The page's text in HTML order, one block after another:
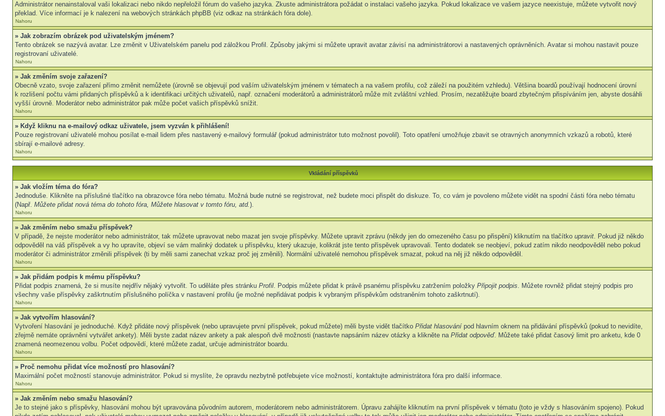
Administrátor nenainstaloval vaši lokalizaci nebo nikdo nepřeložil fórum do vašeho jazyka. Zkuste administrátora požádat o instalaci vašeho jazyka. Pokud lokalizace ve vašem jazyce neexistuje, můžete vytvořit nový
překlad. Více informací je k nalezení na webových stránkách phpBB (viz odkaz na stránkách fóra dole).
Nahoru
» Jak zobrazím obrázek pod uživatelským jménem?
Tento obrázek se nazývá avatar. Lze změnit v Uživatelském panelu pod záložkou Profil. Způsoby jakými si můžete upravit avatar závisí na administrátorovi a nastavených oprávněních. Avatar si mohou nastavit pouze
registrovaní uživatelé.
Nahoru
» Jak změním svoje zařazení?
Obecně vzato, svoje zařazení přímo změnit nemůžete (úrovně se objevují pod vaším uživatelským jménem v tématech a na vašem profilu, což záleží na použitém vzhledu). Většina boardů používají hodnocení úrovní
k rozlišení počtu vámi přidaných příspěvků a k identifikaci určitých uživatelů, např. označení moderátorů a administrátorů může mít zvláštní vzhled. Prosím, nezatěžujte board zbytečným přispíváním jen, abyste dosáhli
vyšší úrovně. Moderátor nebo administrátor pak může počet vašich příspěvků snížit.
Nahoru
» Když kliknu na e-mailový odkaz uživatele, jsem vyzván k přihlášení!
Pouze registrovaní uživatelé mohou posílat e-mail lidem přes nastavený e-mailový formulář (pokud administrátor tuto možnost povolil). Toto opatření umožňuje zbavit se otravných anonymních vzkazů a robotů, které
sbírají e-mailové adresy.
Nahoru
Vkládání příspěvků
» Jak vložím téma do fóra?
Jednoduše. Klikněte na příslušné tlačítko na obrazovce fóra nebo tématu. Možná bude nutné se registrovat, než budete moci přispět do diskuze. To, co vám je povoleno můžete vidět na spodní části fóra nebo tématu
(Např. Můžete přidat nová téma do tohoto fóra, Můžete hlasovat v tomto fóru, atd.).
Nahoru
» Jak změním nebo smažu příspěvek?
V případě, že nejste moderátor nebo administrátor, tak můžete upravovat nebo mazat jen svoje příspěvky. Můžete upravit zprávu (někdy jen do omezeného času po přispění) kliknutím na tlačítko upravit. Pokud již někdo
odpověděl na váš příspěvek a vy ho upravíte, objeví se vám malinký dodatek u příspěvku, který ukazuje, kolikrát jste tento příspěvek upravovali. Tento dodatek se neobjeví, pokud zatím nikdo neodpověděl nebo pokud
moderátor či administrátor změnili příspěvek (ti by měli sami zanechat vzkaz proč jej změnili). Normální uživatelé nemohou příspěvek smazat, pokud na něj již někdo odpověděl.
Nahoru
» Jak přidám podpis k mému příspěvku?
Přidat podpis znamená, že si musíte nejdřív nějaký vytvořit. To uděláte přes stránku Profil. Podpis můžete přidat k právě psanému příspěvku zatržením položky Připojit podpis. Můžete rovněž přidat stejný podpis pro
všechny vaše příspěvky zaškrtnutím příslušného políčka v nastavení profilu (je možné nepřidávat podpis k vybraným příspěvkům odstraněním tohoto zaškrtnutí).
Nahoru
» Jak vytvořím hlasování?
Vytvoření hlasování je jednoduché. Když přidáte nový příspěvek (nebo upravujete první příspěvek, pokud můžete) měli byste vidět tlačítko Přidat hlasovánípod hlavním oknem na přidávání příspěvků (pokud to nevidíte,
zřejmě nemáte oprávnění vytvářet ankety). Měli byste zadat název ankety a pak alespoň dvě možnosti (nastavte napsáním název otázky a klikněte na Přidat odpověď. Můžete také přidat časový limit pro anketu, kde 0
znamená neomezenou volbu. Počet odpovědí, které můžete zadat, určuje administrátor boardu.
Nahoru
» Proč nemohu přidat více možností pro hlasování?
Maximální počet možností stanovuje administrátor. Pokud si myslíte, že opravdu nezbytně potřebujete více možností, kontaktujte administrátora fóra pro další informace.
Nahoru
» Jak změním nebo smažu hlasování?
Je to stejné jako s příspěvky, hlasování mohou být upravována původním autorem, moderátorem nebo administrátorem. Úpravu zahájíte kliknutím na první příspěvek v tématu (toto je vždy s hlasováním spojeno). Pokud